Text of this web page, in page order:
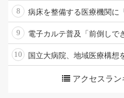
8 病床を整備する医療機関に
9 電子カルテ普及「前倒しで
10 国立大病院、地域医療構想
アクセスラ